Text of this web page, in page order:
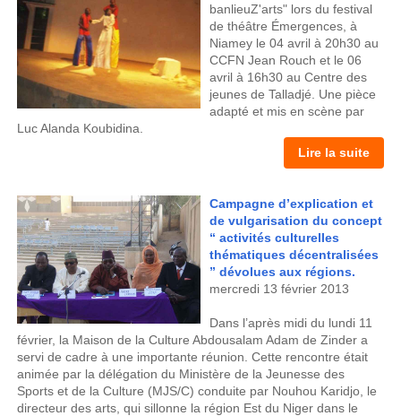
banlieuZ'arts" lors du festival
de théâtre Émergences, à
Niamey le 04 avril à 20h30 au
CCFN Jean Rouch et le 06
avril à 16h30 au Centre des
jeunes de Talladjé. Une pièce
adapté et mis en scène par
Luc Alanda Koubidina.
Lire la suite
Campagne d’explication et
de vulgarisation du concept
“ activités culturelles
thématiques décentralisées
” dévolues aux régions.
mercredi 13 février 2013
Dans l’après midi du lundi 11
février, la Maison de la Culture Abdousalam Adam de Zinder a
servi de cadre à une importante réunion. Cette rencontre était
animée par la délégation du Ministère de la Jeunesse des
Sports et de la Culture (MJS/C) conduite par Nouhou Karidjo, le
directeur des arts, qui sillonne la région Est du Niger dans le